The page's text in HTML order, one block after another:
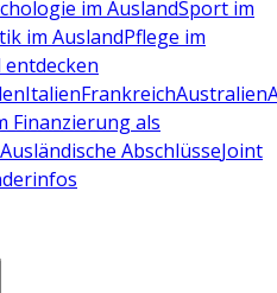
im AuslandSport im
im AuslandPflege im
entdecken
ItalienFrankreichAustralien
Finanzierung als
Ausländische AbschlüsseJoint